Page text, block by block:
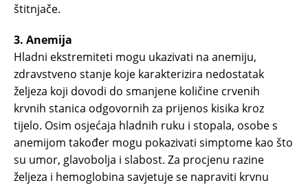
štitnjače.
3. Anemija
Hladni ekstremiteti mogu ukazivati ​​na anemiju,
zdravstveno stanje koje karakterizira nedostatak
željeza koji dovodi do smanjene količine crvenih
krvnih stanica odgovornih za prijenos kisika kroz
tijelo. Osim osjećaja hladnih ruku i stopala, osobe s
anemijom također mogu pokazivati ​​simptome kao što
su umor, glavobolja i slabost. Za procjenu razine
željeza i hemoglobina savjetuje se napraviti krvnu